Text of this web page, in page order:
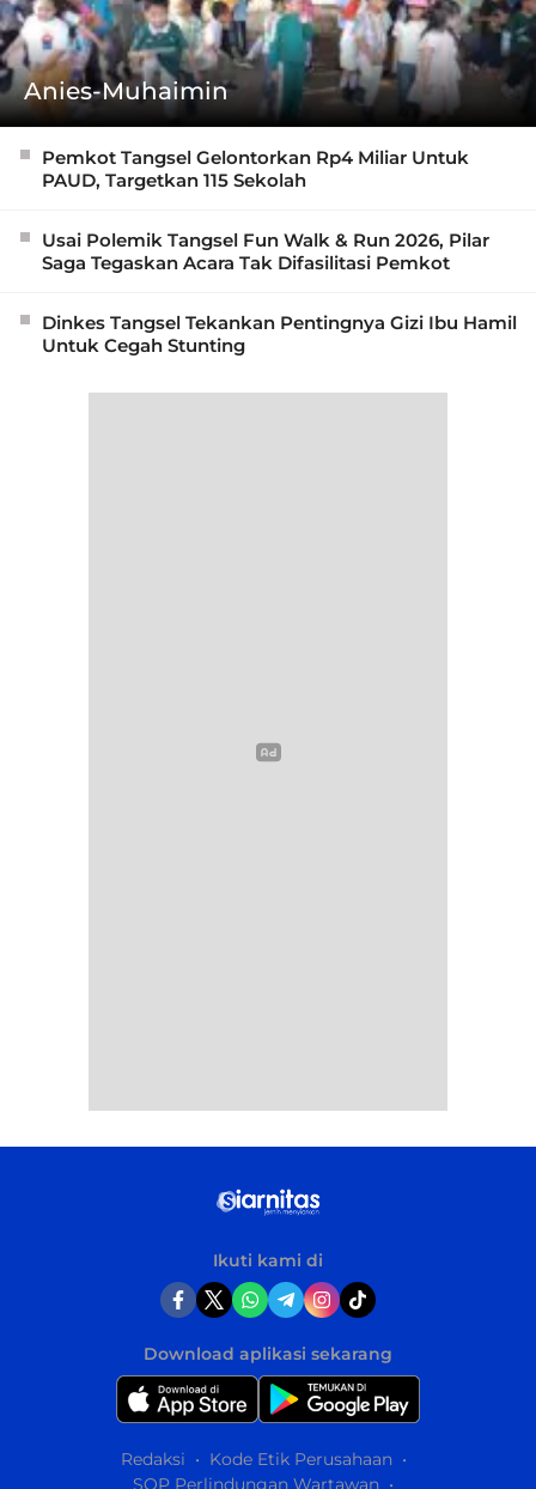
Anies-Muhaimin
Pemkot Tangsel Gelontorkan Rp4 Miliar Untuk
PAUD, Targetkan 115 Sekolah
Usai Polemik Tangsel Fun Walk & Run 2026, Pilar
Saga Tegaskan Acara Tak Difasilitasi Pemkot
Dinkes Tangsel Tekankan Pentingnya Gizi Ibu Hamil
Untuk Cegah Stunting
Ikuti kami di
Download aplikasi sekarang
Redaksi
Kode Etik Perusahaan